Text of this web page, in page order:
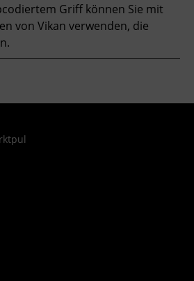
Griff können Sie mit
von Vikan verwenden, die